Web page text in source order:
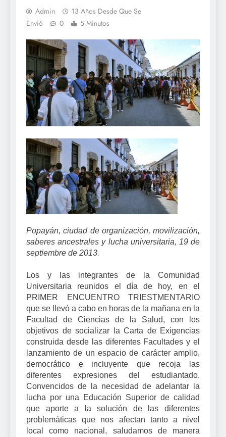
Admin
13 Años Desde Que Se
Envió
0 5 Minutos
Popayán, ciudad de organización, movilización,
saberes ancestrales y lucha universitaria, 19 de
septiembre de 2013.
Los y las integrantes de la Comunidad
Universitaria reunidos el día de hoy, en el
PRIMER ENCUENTRO TRIESTMENTARIO
que se llevó a cabo en horas de la mañana en la
Facultad de Ciencias de la Salud, con los
objetivos de socializar la Carta de Exigencias
construida desde las diferentes Facultades y el
lanzamiento de un espacio de carácter amplio,
democrático e incluyente que recoja las
diferentes expresiones del estudiantado.
Convencidos de la necesidad de adelantar la
lucha por una Educación Superior de calidad
que aporte a la solución de las diferentes
problemáticas que nos afectan tanto a nivel
local como nacional, saludamos de manera